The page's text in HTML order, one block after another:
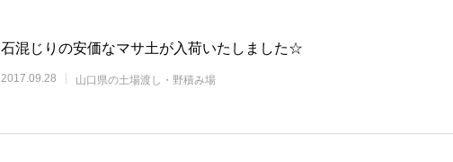
石混じりの安価なマサ土が入荷いたしました☆
2017.09.28 山口県の土場渡し・野積み場